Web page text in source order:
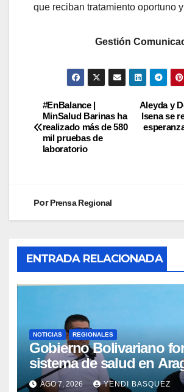
que reciban tratamiento oportuno
Gestión
Aleyda y
Isena se
#EnBalance |
MinSalud Barinas ha
realizado más de 580
mil pruebas de
laboratorio
PorPrensa Regional
ENTRADA RELACIONADA
NOTICIAS REGIONALES
Gobierno Bolivariano
sistema de salud en
la reinauguración del
AGO 7, 2026 YENDI BASQUEZ